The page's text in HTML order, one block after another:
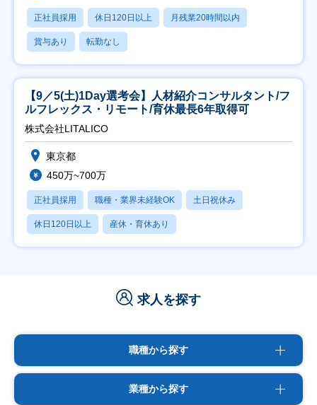
正社員採用 休日120日以上 月残業20時間以内
賞与あり 転勤なし
【9／5(土)1Day選考会】人材紹介コンサルタント/フ
ルフレックス・リモート/育休最長6年取得可
株式会社LITALICO
東京都
450万~700万
正社員採用 職種・業界未経験OK 土日祝休み
休日120日以上 産休・育休あり
求人を探す
職種から探す
業種から探す